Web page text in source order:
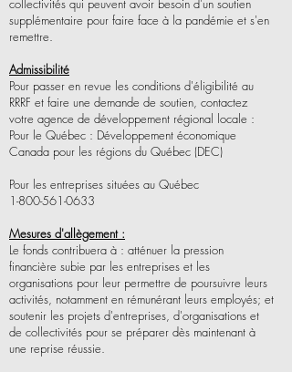
collectivités qui peuvent avoir besoin d'un soutien
supplémentaire pour faire face à la pandémie et s'en
remettre.
Admissibilité
Pour passer en revue les conditions d'éligibilité au
RRRF et faire une demande de soutien, contactez
votre agence de développement régional locale :
Pour le Québec : Développement économique
Canada pour les régions du Québec (DEC)
Pour les entreprises situées au Québec
1-800-561-0633
Mesures d'allègement :
Le fonds contribuera à : atténuer la pression
financière subie par les entreprises et les
organisations pour leur permettre de poursuivre leurs
activités, notamment en rémunérant leurs employés; et
soutenir les projets d'entreprises, d'organisations et
de collectivités pour se préparer dès maintenant à
une reprise réussie.